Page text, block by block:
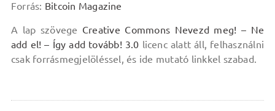
Forrás: Bitcoin Magazine
A lap szövege Creative Commons Nevezd meg! – Ne
add el! – Így add tovább! 3.0 licenc alatt áll, felhasználni
csak forrásmegjelöléssel, és ide mutató linkkel szabad.